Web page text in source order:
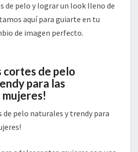
de pelo y lograr un look lleno de
aquí para guiarte en tu
de imagen perfecto.
cortes de pelo
para las
de pelo naturales y trendy para